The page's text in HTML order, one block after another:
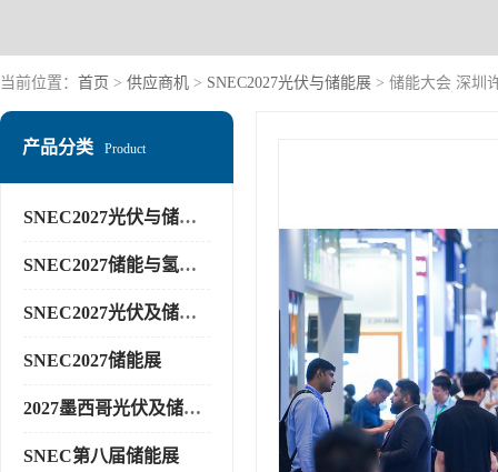
当前位置： 首页 > 供应商机 > SNEC2027光伏与储能展 > 储能大会 深圳
产品分类 Product
SNEC2027光伏与储能展
SNEC2027储能与氢能展
SNEC2027光伏及储能展
SNEC2027储能展
2027墨西哥光伏及储能展
SNEC第八届储能展